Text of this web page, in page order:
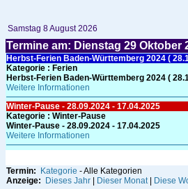
Samstag 8 August 2026
Termine am: Dienstag 29 Oktober
Herbst-Ferien Baden-Württemberg 2024 (
Kategorie : Ferien
Herbst-Ferien Baden-Württemberg 2024 (
Weitere Informationen
Winter-Pause - 28.09.2024 - 17.04.2025
Kategorie : Winter-Pause
Winter-Pause - 28.09.2024 - 17.04.2025
Weitere Informationen
Termin:
Kategorie - Alle Kategorien
Anzeige:
Dieses Jahr Dieser Monat| Diese